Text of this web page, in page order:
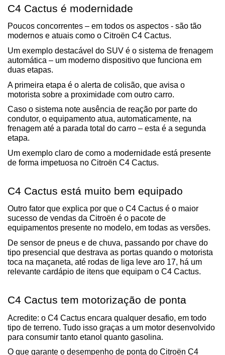
C4 Cactus é modernidade
Poucos concorrentes – em todos os aspectos - são tão
modernos e atuais como o Citroën C4 Cactus.
Um exemplo destacável do SUV é o sistema de frenagem
automática – um moderno dispositivo que funciona em
duas etapas.
A primeira etapa é o alerta de colisão, que avisa o
motorista sobre a proximidade com outro carro.
Caso o sistema note ausência de reação por parte do
condutor, o equipamento atua, automaticamente, na
frenagem até a parada total do carro – esta é a segunda
etapa.
Um exemplo claro de como a modernidade está presente
de forma impetuosa no Citroën C4 Cactus.
C4 Cactus está muito bem equipado
Outro fator que explica por que o C4 Cactus é o maior
sucesso de vendas da Citroën é o pacote de
equipamentos presente no modelo, em todas as versões.
De sensor de pneus e de chuva, passando por chave do
tipo presencial que destrava as portas quando o motorista
toca na maçaneta, até rodas de liga leve aro 17, há um
relevante cardápio de itens que equipam o C4 Cactus.
C4 Cactus tem motorização de ponta
Acredite: o C4 Cactus encara qualquer desafio, em todo
tipo de terreno. Tudo isso graças a um motor desenvolvido
para consumir tanto etanol quanto gasolina.
O que garante o desempenho de ponta do Citroën C4